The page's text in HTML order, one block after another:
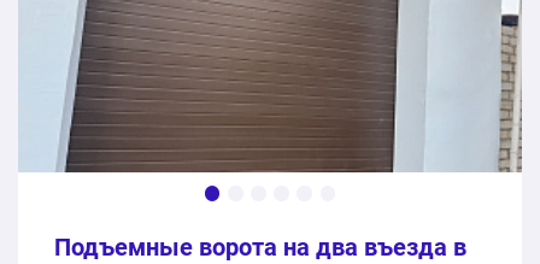
Подъемные ворота на два въезда в